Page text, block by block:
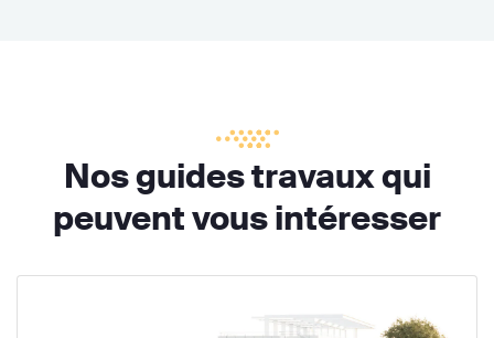
Nos guides travaux qui
peuvent vous intéresser